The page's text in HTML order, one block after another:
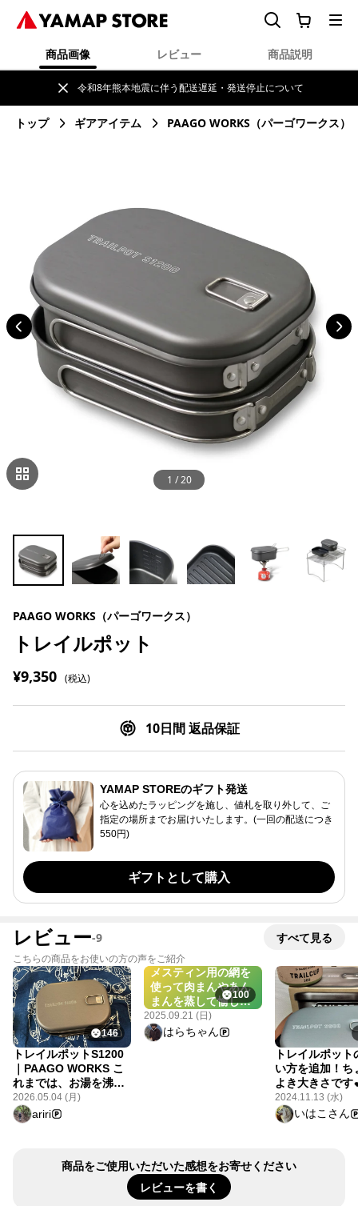
令和8年熊本地震に伴う配送遅延・発送停止について
トップ ギアアイテム PAAGO WORKS（パーゴワークス）
商品画像 レビュー 商品説明
1 /20
PAAGO WORKS（パーゴワークス）
トレイルポット
¥9,350 (税込)
10日間 返品保証
YAMAP STOREのギフト発送
心を込めたラッピングを施し、値札を取り外して、ご
指定の場所までお届けいたします。(一回の配送につき
550円)
ギフトとして購入
レビュー-9 すべて見る
こちらの商品をお使いの方の声をご紹介
146
トレイルポットS1200
｜PAAGO WORKS こ
れまでは、お湯を沸か
すので精一杯でした
が、山メシをもっと充
実させたい‼︎ と1年ほど
レと思うものを出し合
2026.05.04 (月)
ariri
メスティン用の網を
使って肉まんやあん
まんを蒸して愉しん
でます‼️ホカホカで
美味しいですよ～。
https://store.yamap.com/products/
100
2025.09.21 (日)
はらちゃん
トレイルポット
い方を追加！ち
よき大きさです
https://
trail-pot-s900 #
ムレビュー
2024.11.13 (水)
いはこさん
商品をご使用いただいた感想をお寄せください
レビューを書く